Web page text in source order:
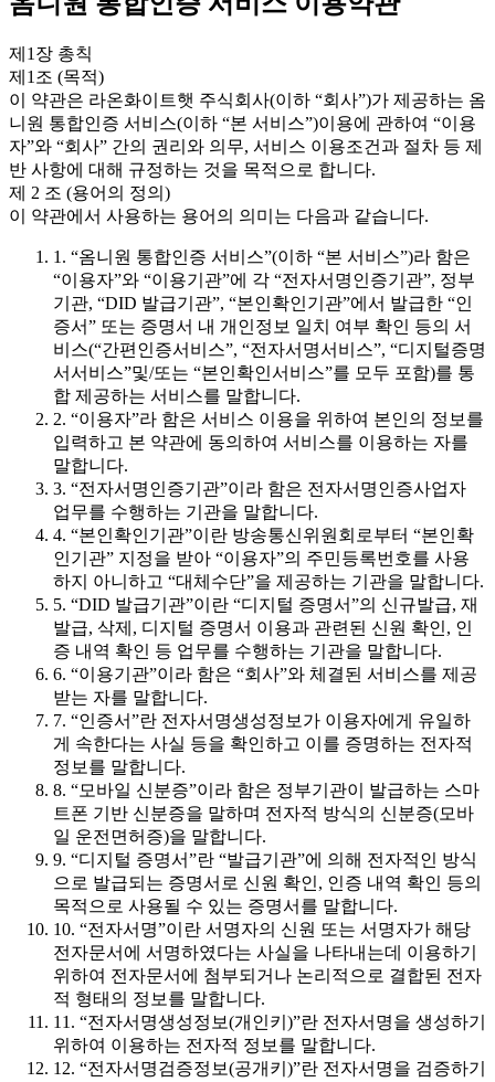
제1장 총칙
제1조 (목적)
이 약관은 라온화이트햇 주식회사(이하 “회사”)가 제공하는 옴
니원 통합인증 서비스(이하 “본 서비스”)이용에 관하여 “이용
자”와 “회사” 간의 권리와 의무, 서비스 이용조건과 절차 등 제
반 사항에 대해 규정하는 것을 목적으로 합니다.
제 2 조 (용어의 정의)
이 약관에서 사용하는 용어의 의미는 다음과 같습니다.
1. “옴니원 통합인증 서비스”(이하 “본 서비스”)라 함은
“이용자”와 “이용기관”에 각 “전자서명인증기관”, 정부
기관, “DID 발급기관”, “본인확인기관”에서 발급한 “인
증서” 또는 증명서 내 개인정보 일치 여부 확인 등의 서
비스(“간편인증서비스”, “전자서명서비스”, “디지털증명
서서비스”및/또는 “본인확인서비스”를 모두 포함)를 통
합 제공하는 서비스를 말합니다.
2. “이용자”라 함은 서비스 이용을 위하여 본인의 정보를
입력하고 본 약관에 동의하여 서비스를 이용하는 자를
말합니다.
3. “전자서명인증기관”이라 함은 전자서명인증사업자
업무를 수행하는 기관을 말합니다.
4. “본인확인기관”이란 방송통신위원회로부터 “본인확
인기관” 지정을 받아 “이용자”의 주민등록번호를 사용
하지 아니하고 “대체수단”을 제공하는 기관을 말합니다.
5. “DID 발급기관”이란 “디지털 증명서”의 신규발급, 재
발급, 삭제, 디지털 증명서 이용과 관련된 신원 확인, 인
증 내역 확인 등 업무를 수행하는 기관을 말합니다.
6. “이용기관”이라 함은 “회사”와 체결된 서비스를 제공
받는 자를 말합니다.
7. “인증서”란 전자서명생성정보가 이용자에게 유일하
게 속한다는 사실 등을 확인하고 이를 증명하는 전자적
정보를 말합니다.
8. “모바일 신분증”이라 함은 정부기관이 발급하는 스마
트폰 기반 신분증을 말하며 전자적 방식의 신분증(모바
일 운전면허증)을 말합니다.
9. “디지털 증명서”란 “발급기관”에 의해 전자적인 방식
으로 발급되는 증명서로 신원 확인, 인증 내역 확인 등의
목적으로 사용될 수 있는 증명서를 말합니다.
10. “전자서명”이란 서명자의 신원 또는 서명자가 해당
전자문서에 서명하였다는 사실을 나타내는데 이용하기
위하여 전자문서에 첨부되거나 논리적으로 결합된 전자
적 형태의 정보를 말합니다.
11. “전자서명생성정보(개인키)”란 전자서명을 생성하기
위하여 이용하는 전자적 정보를 말합니다.
12. “전자서명검증정보(공개키)”란 전자서명을 검증하기